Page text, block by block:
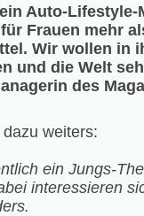
Auto-Lifestyle-
Frauen mehr
Wir wollen in
und die Welt
des
weiters:
ein Jungs-
interessieren